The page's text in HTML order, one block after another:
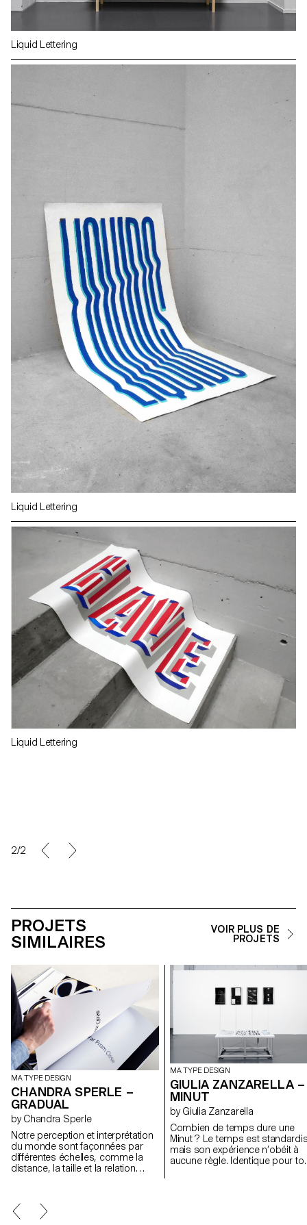
Liquid Lettering
Liquid Lettering
Liquid Lettering
2/2
PROJETS
SIMILAIRES
VOIR PLUS DE
PROJETS
MA TYPE DESIGN
CHANDRA SPERLE –
GRADUAL
by Chandra Sperle
Notre perception et interprétation
du monde sont façonnées par
différentes échelles, comme la
distance, la taille et la relation
comment l’échelle influence la
signification et la perception à
travers un dialogue expérimental
MA TYPE DESIGN
GIULIA ZANZARELLA –
MINUT
by Giulia Zanzarella
Combien de temps dure une
Minut ? Le temps est
mais son expérience n’obéit à
aucune règle. Identique pour